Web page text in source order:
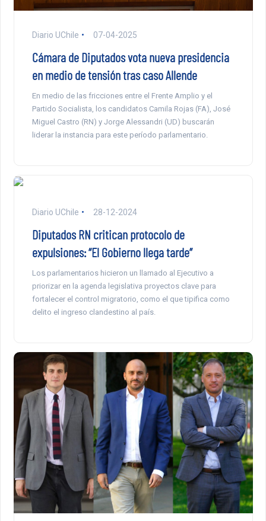
Diario UChile 07-04-2025
Cámara de Diputados vota nueva presidencia
en medio de tensión tras caso Allende
En medio de las fricciones entre el Frente Amplio y el
Partido Socialista, los candidatos Camila Rojas (FA), José
Miguel Castro (RN) y Jorge Alessandri (UD) buscarán
liderar la instancia para este período parlamentario.
Diario UChile 28-12-2024
Diputados RN critican protocolo de
expulsiones: “El Gobierno llega tarde”
Los parlamentarios hicieron un llamado al Ejecutivo a
priorizar en la agenda legislativa proyectos clave para
fortalecer el control migratorio, como el que tipifica como
delito el ingreso clandestino al país.